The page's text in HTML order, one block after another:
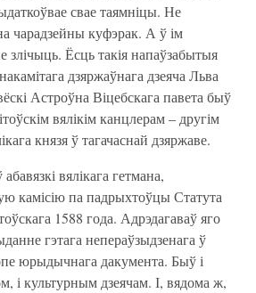
свае таямніцы. Не
чарадзейны куфэрак. А ў ім
злічыць. Ёсць такія напаўзабытыя
дзяржаўнага дзеяча Льва
Астроўна Віцебскага павета быў
вялікім канцлерам – другім
князя ў тагачаснай дзяржаве.
вялікага гетмана,
камісію па падрыхтоўцы Статута
1588 года. Адрэдагаваў яго
гэтага непераўзыдзенага ў
юрыдычнага дакумента. Быў і
і культурным дзеячам. І, вядома ж,